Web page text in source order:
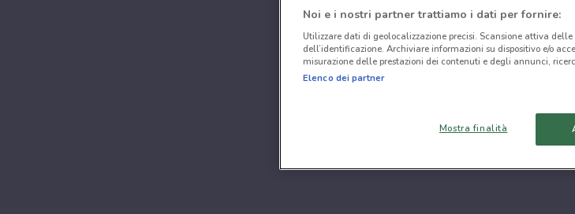
Noi e i nostri partner trattiamo i dati per fornire:
Utilizzare dati di geolocalizzazione precisi. Scansione attiva
dell’identificazione. Archiviare informazioni su dispositivo e/o
misurazione delle prestazioni dei contenuti e degli annunci,
Elenco dei partner
Mostra finalità